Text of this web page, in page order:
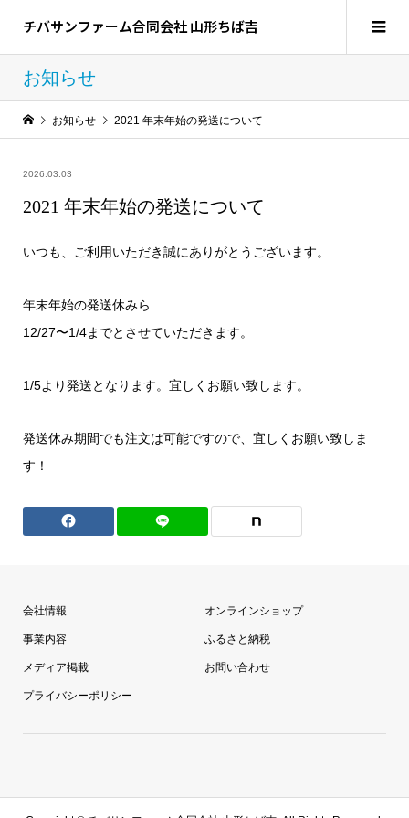
チバサンファーム合同会社 山形ちば吉
お知らせ
お知らせ 2021 年末年始の発送について
2026.03.03
2021 年末年始の発送について
いつも、ご利用いただき誠にありがとうございます。
年末年始の発送休みら
12/27〜1/4までとさせていただきます。
1/5より発送となります。宜しくお願い致します。
発送休み期間でも注文は可能ですので、宜しくお願い致しま
す！
会社情報
事業内容
メディア掲載
プライバシーポリシー
オンラインショップ
ふるさと納税
お問い合わせ